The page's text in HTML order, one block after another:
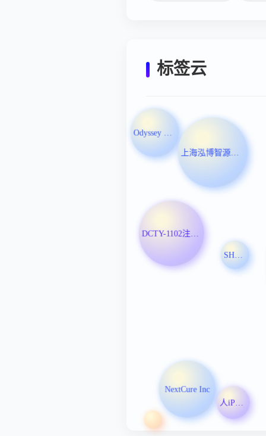
标签云
NextCure Inc
SHR-A1307
人iPSC来源心肌细胞注射液